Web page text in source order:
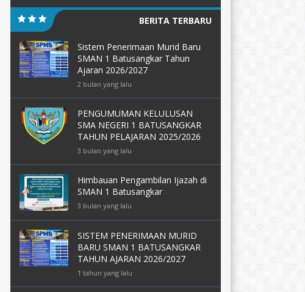
BERITA TERBARU
Sistem Penerimaan Murid Baru
SMAN 1 Batusangkar Tahun
Ajaran 2026/2027
2 bulan yang lalu
PENGUMUMAN KELULUSAN
SMA NEGERI 1 BATUSANGKAR
TAHUN PELAJARAN 2025/2026
3 bulan yang lalu
Himbauan Pengambilan Ijazah di
SMAN 1 Batusangkar
3 bulan yang lalu
SISTEM PENERIMAAN MURID
BARU SMAN 1 BATUSANGKAR
TAHUN AJARAN 2026/2027
1 tahun yang lalu